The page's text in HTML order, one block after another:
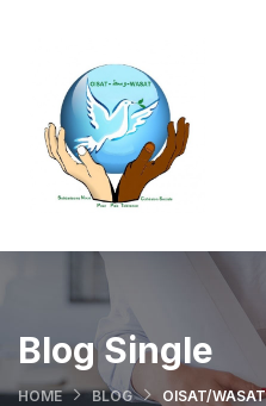
Blog Single
HOME BLOG OISAT/